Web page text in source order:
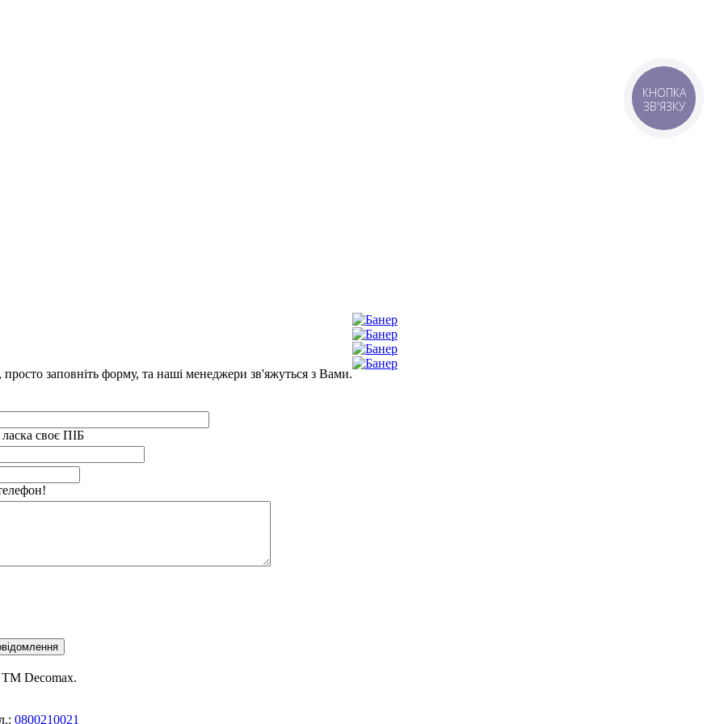
заповніть форму, та наші менеджери зв'яжуться з Вами.
ласка своє ПІБ
ТМ Decomax.
0800210021
КНОПКА
ЗВ'ЯЗКУ